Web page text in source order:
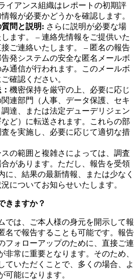
イアンス組織はレポートの初期評
報が必要かどうかを確認します。
問と説明: さらに説明が必要な場
ます。 – 連絡先情報をご提供いた
ご連絡いたします。 – 匿名の報告
発システムの安全な匿名メールボ
通信が行われます。このメールボ
確認ください。
機密保持を厳守の上、必要に応じ
連部門（人事、データ保護、セキ
達、または法定デューデリジェン
ど）に転送されます。これらの部
を実施し、必要に応じて適切な措
の範囲と複雑さによっては、調査
があります。ただし、報告を受領
に、結果の最新情報、または少なく
についてお知らせいたします。
きますか？
では、ご本人様の身元を開示して報
名で報告することも可能です。報告
フォローアップのために、直接ご連
非常に重要となります。そのため、
ていただくことで、多くの場合、よ
可能になります。